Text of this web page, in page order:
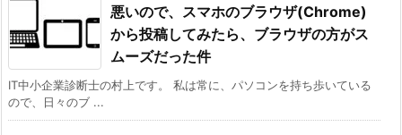
悪いので、スマホのブラウザ(Chrome)
から投稿してみたら、ブラウザの方がス
ムーズだった件
IT中小企業診断士の村上です。 私は常に、パソコンを持ち歩いている
ので、日々のブ ...